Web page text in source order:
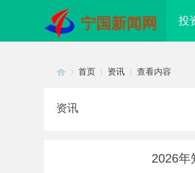
宁国新闻网 投
首页 资讯 查看内容
资讯
2026年